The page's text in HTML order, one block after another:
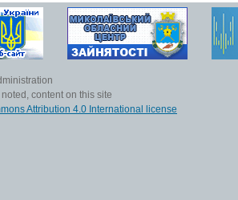
content on this site
Attribution 4.0 International license